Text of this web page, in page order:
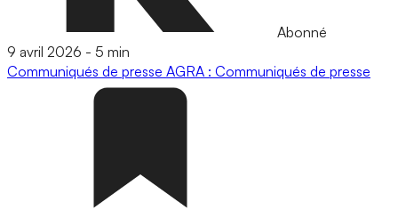
Abonné
9 avril 2026 - 5 min
Communiqués de presse AGRA : Communiqués de presse